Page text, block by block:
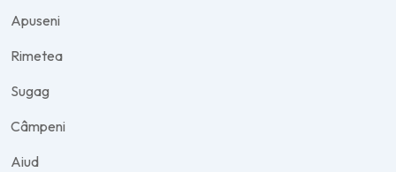
Apuseni
Rimetea
Sugag
Câmpeni
Aiud